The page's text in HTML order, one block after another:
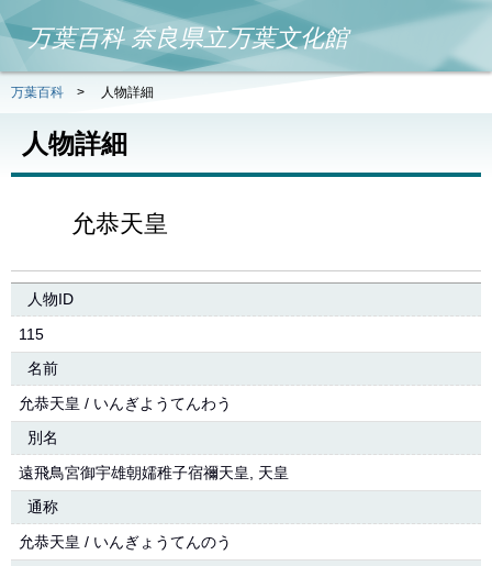
万葉百科 奈良県立万葉文化館
万葉百科 > 人物詳細
人物詳細
允恭天皇
人物ID
115
名前
允恭天皇 / いんぎようてんわう
別名
遠飛鳥宮御宇雄朝嬬稚子宿禰天皇, 天皇
通称
允恭天皇 / いんぎょうてんのう